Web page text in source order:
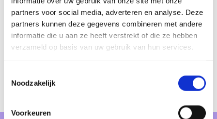
partners voor social media, adverteren en analyse. Deze
partners kunnen deze gegevens combineren met andere
informatie die u aan ze heeft verstrekt of die ze hebben
verzameld op basis van uw gebruik van hun services.
Noodzakelijk
Voorkeuren